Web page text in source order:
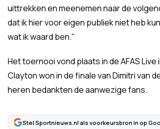
uittrekken en meenemen naar de
dat ik hier voor eigen publiek niet heb
wat ik waard ben."
Het toernooi vond plaats in de AFAS Live
Clayton won in de finale van Dimitri van
heren bedankten de aanwezige fans.
Stel Sportnieuws.nl als voorkeursbron in op